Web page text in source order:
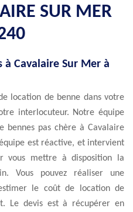
SUR MER
Cavalaire Sur Mer à
location de benne dans votre
interlocuteur. Notre équipe
bennes pas chère à Cavalaire
est réactive, et intervient
vous mettre à disposition la
Vous pouvez réaliser une
le coût de location de
Le devis est à récupérer en